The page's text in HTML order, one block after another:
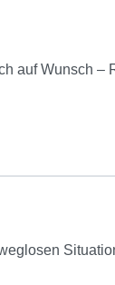
auf Wunsch –